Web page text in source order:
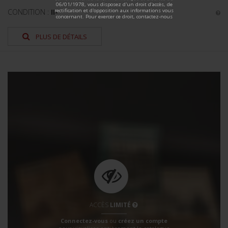
06/01/1978, vous disposez d'un droit d'accès, de
rectification et d'opposition aux informations vous
concernant. Pour exercer ce droit, contactez-nous
CONDITION : II-
PLUS DE DÉTAILS
ACCÈS LIMITÉ
Connectez-vous ou créez un compte